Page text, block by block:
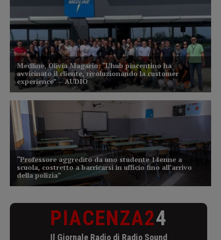
PIACENZA24
Il Giornale Radio di Radio Sound